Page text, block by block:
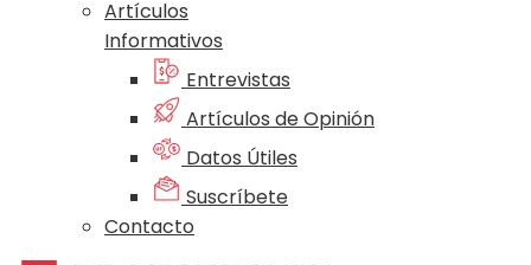
Artículos
Informativos
Entrevistas
Artículos de Opinión
Datos Útiles
Suscríbete
Contacto